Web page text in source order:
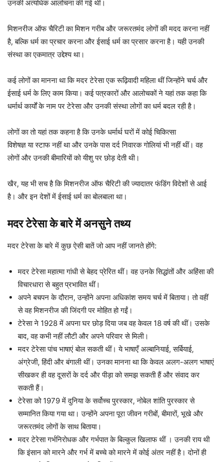
उनकी अत्यधिक आलोचना की गई थी।
मिशनरीज ऑफ चैरिटी का मिशन गरीब और जरूरतमंद लोगों की मदद करना नहीं
है, बल्कि धर्म का प्रचार करना और ईसाई धर्म का प्रसार करना है। यही उनकी
संस्था का एकमात्र उद्देश्य था।
कई लोगों का मानना ​​था कि मदर टेरेसा एक रूढ़िवादी महिला थीं जिन्होंने चर्च और
ईसाई धर्म के लिए काम किया। कई पत्रकारों और आलोचकों ने यहां तक ​​कहा कि
धर्मार्थ कार्यों के नाम पर टेरेसा और उनकी संस्था लोगों का धर्म बदल रही है।
लोगों का तो यहां तक ​​कहना है कि उनके धर्मार्थ घरों में कोई चिकित्सा
विशेषज्ञ या स्टाफ नहीं था और उनके पास दर्द निवारक गोलियां भी नहीं थीं। वह
लोगों और उनकी बीमारियों को यीशु पर छोड़ देती थी।
खैर, यह भी सच है कि मिशनरीज ऑफ चैरिटी की ज्यादातर फंडिंग विदेशों से आई
है। और इन देशों में ईसाई धर्म का बोलबाला था।
मदर टेरेसा के बारे में अनसुने तथ्य
मदर टेरेसा के बारे में कुछ ऐसी बातें जो आप नहीं जानते होंगे:
मदर टेरेसा महात्मा गांधी से बेहद प्रेरित थीं। वह उनके सिद्धांतों और अहिंसा की
विचारधारा से बहुत प्रभावित थीं।
अपने बचपन के दौरान, उन्होंने अपना अधिकांश समय चर्च में बिताया। तो वहीं
से वह मिशनरीज की जिंदगी पर मोहित हो गईं।
टेरेसा ने 1928 में अपना घर छोड़ दिया जब वह केवल 18 वर्ष की थीं। उसके
बाद, वह कभी नहीं लौटी और अपने परिवार से मिली।
मदर टेरेसा पांच भाषाएं बोल सकती थीं। ये भाषाएँ अल्बानियाई, सर्बियाई,
अंग्रेजी, हिंदी और बंगाली थीं। उनका मानना ​​था कि केवल अलग-अलग भाषाएं
सीखकर ही वह दूसरों के दर्द और पीड़ा को समझ सकती हैं और संवाद कर
सकती हैं।
टेरेसा को 1979 में दुनिया के सर्वोच्च पुरस्कार, नोबेल शांति पुरस्कार से
सम्मानित किया गया था। उन्होंने अपना पूरा जीवन गरीबों, बीमारों, भूखे और
जरूरतमंद लोगों के साथ बिताया।
मदर टेरेसा गर्भनिरोधक और गर्भपात के बिल्कुल खिलाफ थीं । उनकी राय थी
कि इंसान को मारने और गर्भ में बच्चे को मारने में कोई अंतर नहीं है। दोनों ही